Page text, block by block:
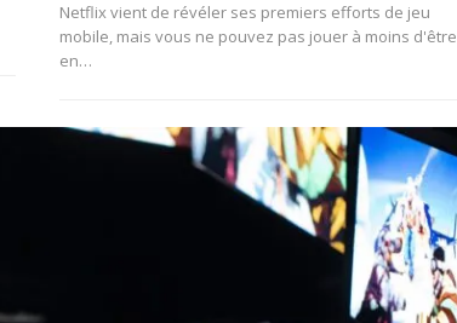
Netflix vient de révéler ses premiers efforts de jeu
mobile, mais vous ne pouvez pas jouer à moins d'être
en…